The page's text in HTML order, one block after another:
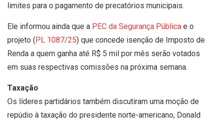
limites para o pagamento de precatórios municipais.
Ele informou ainda que a PEC da Segurança Pública e o
projeto (PL 1087/25) que concede isenção de Imposto de
Renda a quem ganha até R$ 5 mil por mês serão votados
em suas respectivas comissões na próxima semana.
Taxação
Os líderes partidários também discutiram uma moção de
repúdio à taxação do presidente norte-americano, Donald